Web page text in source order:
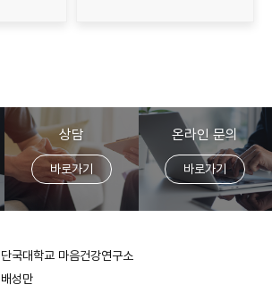
상담
바로가기
온라인 문의
바로가기
단국대학교 마음건강연구소
배성만